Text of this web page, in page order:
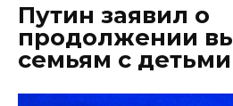
Путин заявил о
продолжении
семьям с детьми